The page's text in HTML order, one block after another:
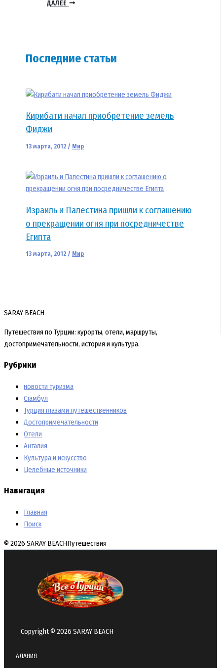
ДАЛЕЕ
Последние статьи
Кирибати начал приобретение земель
Фиджи
13 марта, 2012 / Мир
Израиль и Палестина пришли к соглашению
о прекращении огня при посредничестве
Египта
13 марта, 2012 / Мир
SARAY BEACH
Путешествия по Турции: курорты, отели, маршруты,
достопримечательности, история и культура.
Рубрики
новости туризма
Стамбул
Турция глазами путешественников
Достопримечательности
Отели
Анталия
Культура и искусство
Целебные источники
Навигация
Главная
Поиск
© 2026 SARAY BEACHПутешествия
Copyright © 2026 SARAY BEACH
АЛАНИЯ